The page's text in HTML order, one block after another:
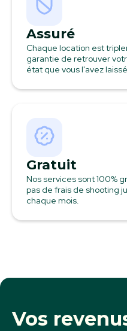
Assuré
Chaque location est
garantie de retrouver
état que vous l'avez
Gratuit
Nos services sont 100%
pas de frais de shooting
chaque mois.
Vos